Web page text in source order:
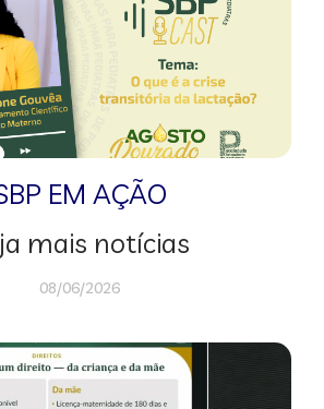
EM AÇÃO
mais notícias
08/06/2026